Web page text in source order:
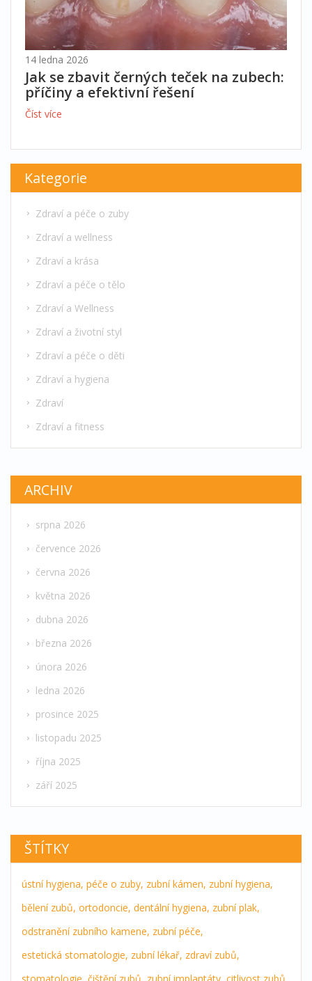
14 ledna 2026
Jak se zbavit černých teček na zubech:
příčiny a efektivní řešení
Číst více
Kategorie
Zdraví a péče o zuby
Zdraví a wellness
Zdraví a krása
Zdraví a péče o tělo
Zdraví a Wellness
Zdraví a životní styl
Zdraví a péče o děti
Zdraví a hygiena
Zdraví
Zdraví a fitness
ARCHIV
srpna 2026
července 2026
června 2026
května 2026
dubna 2026
března 2026
února 2026
ledna 2026
prosince 2025
listopadu 2025
října 2025
září 2025
ŠTÍTKY
ústní hygiena, péče o zuby, zubní kámen, zubní hygiena,
bělení zubů, ortodoncie, dentální hygiena, zubní plak,
odstranění zubního kamene, zubní péče,
estetická stomatologie, zubní lékař, zdraví zubů,